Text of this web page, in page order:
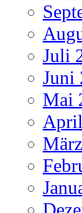
Juli
Juni
Mai